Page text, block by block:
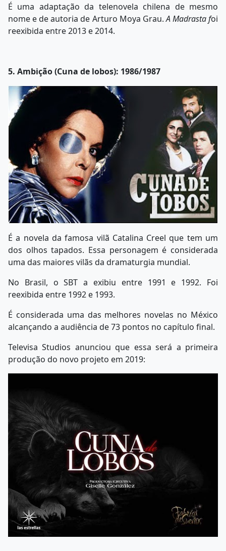
É uma adaptação da telenovela chilena de mesmo
nome e de autoria de Arturo Moya Grau.A Madrasta foi
reexibida entre 2013 e 2014.
5. Ambição (Cuna de lobos): 1986/1987
É a novela da famosa vilã Catalina Creel que tem um
dos olhos tapados. Essa personagem é considerada
uma das maiores vilãs da dramaturgia mundial.
No Brasil, o SBT a exibiu entre 1991 e 1992. Foi
reexibida entre 1992 e 1993.
É considerada uma das melhores novelas no México
alcançando a audiência de 73 pontos no capítulo final.
Televisa Studios anunciou que essa será a primeira
produção do novo projeto em 2019: